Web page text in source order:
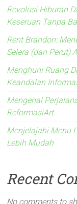
Revolusi Hiburan
Keseruan Tanpa
Rent Brandon:
Selera (dan Perut)
Menghuni Ruang
Keandalan
Mengenal
ReformasiArt
Menjelajahi Menu
Lebih Mudah
Recent
No comments to